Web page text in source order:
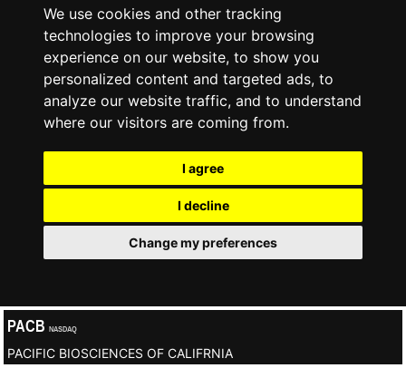
We use cookies and other tracking
technologies to improve your browsing
experience on our website, to show you
personalized content and targeted ads, to
analyze our website traffic, and to understand
where our visitors are coming from.
I agree
I decline
Change my preferences
PACB NASDAQ
PACIFIC BIOSCIENCES OF CALIFRNIA